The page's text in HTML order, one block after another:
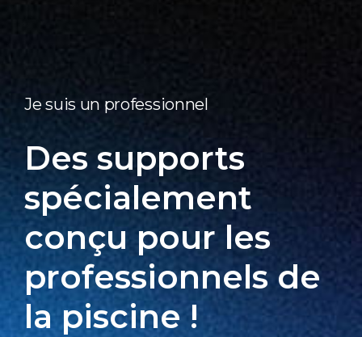
Je suis un professionnel
Des supports
spécialement
conçu pour les
professionnelsde
la piscine !